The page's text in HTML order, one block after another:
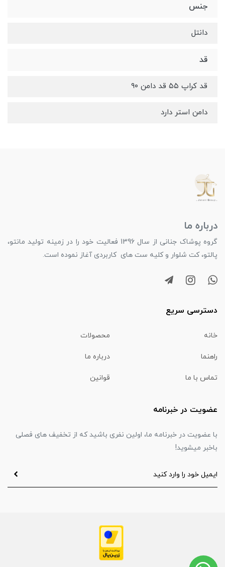
جنس
دانتل
قد
قد کراپ ۵۵ قد دامن ۹۰
دامن استر دارد
درباره ما
گروه پوشاک جنانی از سال 1396 فعالیت خود را در زمینه تولید مانتو،
پالتو، کت شلوار و کلیه ست های کاربردی آغاز نموده است.
دسترسی سریع
خانه محصولات
راهنما درباره ما
تماس با ما قوانین
عضویت در خبرنامه
با عضویت در خبرنامه ما، اولین نفری باشید که از تخفیف های فصلی
باخبر میشوید!